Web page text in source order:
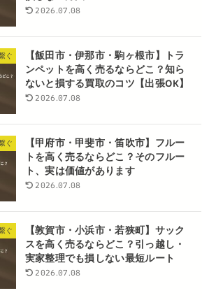
2026.07.08
ぐ
【飯田市・伊那市・駒ヶ根市】トラ
ンペットを高く売るならどこ？知ら
ないと損する買取のコツ【出張OK】
2026.07.08
ぐ
【甲府市・甲斐市・笛吹市】フルー
トを高く売るならどこ？そのフルー
ト、実は価値があります
2026.07.08
ぐ
【敦賀市・小浜市・若狭町】サック
スを高く売るならどこ？引っ越し・
実家整理でも損しない最短ルート
2026.07.08